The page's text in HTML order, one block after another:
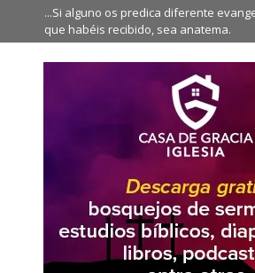
...Si alguno os predica diferente
que habéis recibido, sea anatema.